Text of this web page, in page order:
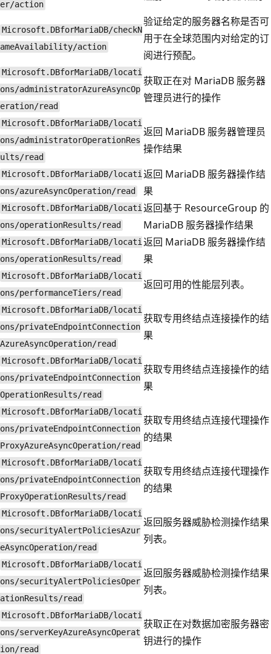
er/action
Microsoft.DBforMariaDB/checkN
ameAvailability/action
验证给定的服务器名称是否可
用于在全球范围内对给定的订
阅进行预配。
Microsoft.DBforMariaDB/locati
ons/administratorAzureAsyncOp
eration/read
获取正在对 MariaDB 服务器
管理员进行的操作
Microsoft.DBforMariaDB/locati
ons/administratorOperationRes
ults/read
返回 MariaDB 服务器管理员
操作结果
Microsoft.DBforMariaDB/locati
ons/azureAsyncOperation/read
返回 MariaDB 服务器操作结
果
Microsoft.DBforMariaDB/locati
ons/operationResults/read
返回基于 ResourceGroup 的
MariaDB 服务器操作结果
Microsoft.DBforMariaDB/locati
ons/operationResults/read
返回 MariaDB 服务器操作结
果
Microsoft.DBforMariaDB/locati
ons/performanceTiers/read
返回可用的性能层列表。
Microsoft.DBforMariaDB/locati
ons/privateEndpointConnection
AzureAsyncOperation/read
获取专用终结点连接操作的结
果
Microsoft.DBforMariaDB/locati
ons/privateEndpointConnection
OperationResults/read
获取专用终结点连接操作的结
果
Microsoft.DBforMariaDB/locati
ons/privateEndpointConnection
ProxyAzureAsyncOperation/read
获取专用终结点连接代理操作
的结果
Microsoft.DBforMariaDB/locati
ons/privateEndpointConnection
ProxyOperationResults/read
获取专用终结点连接代理操作
的结果
Microsoft.DBforMariaDB/locati
ons/securityAlertPoliciesAzur
eAsyncOperation/read
返回服务器威胁检测操作结果
列表。
Microsoft.DBforMariaDB/locati
ons/securityAlertPoliciesOper
ationResults/read
返回服务器威胁检测操作结果
列表。
Microsoft.DBforMariaDB/locati
ons/serverKeyAzureAsyncOperat
ion/read
获取正在对数据加密服务器密
钥进行的操作